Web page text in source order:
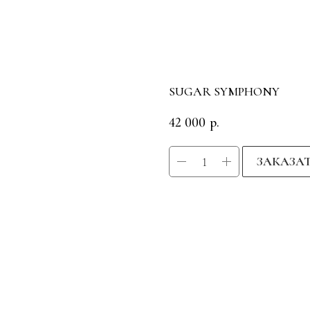
SUGAR SYMPHONY
42 000 р.